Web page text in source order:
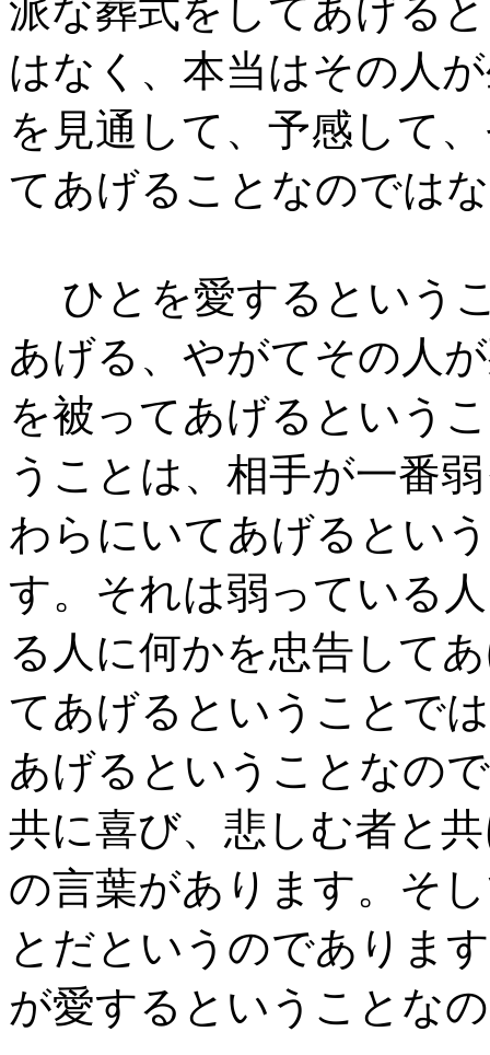
派な葬式をしてあげる
はなく、本当はその人
を見通して、予感して
てあげることなのでは
ひとを愛するという
あげる、やがてその人
を被ってあげるという
うことは、相手が一番
わらにいてあげるとい
す。それは弱っている
る人に何かを忠告して
てあげるということで
あげるということなの
共に喜び、悲しむ者と
の言葉があります。そ
とだというのでありま
が愛するということな